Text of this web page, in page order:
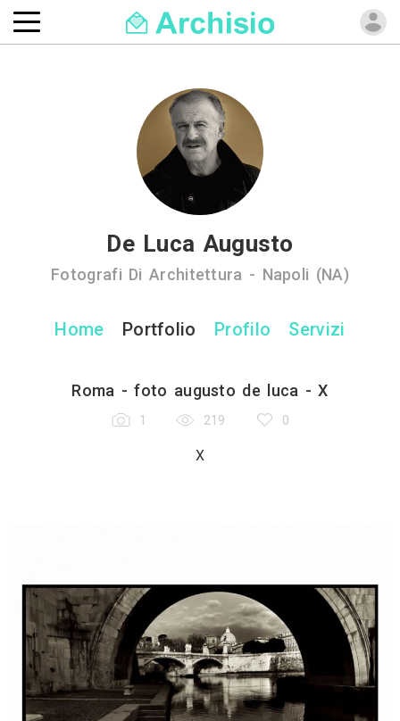
De Luca Augusto
Fotografi Di Architettura - Napoli (NA)
Home Portfolio Profilo Servizi
Roma - foto augusto de luca - X
1 219 0
X